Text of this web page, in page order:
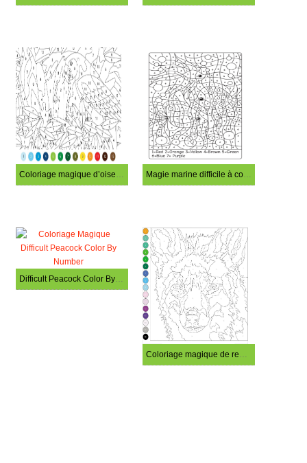
Coloriage magique d’oiseaux difficiles Magie marine difficile à colorier
Difficult Peacock Color By Number
Coloriage magique de renard difficile